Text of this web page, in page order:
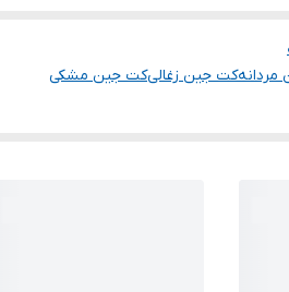
کت جین زغالیکت جین مشکی